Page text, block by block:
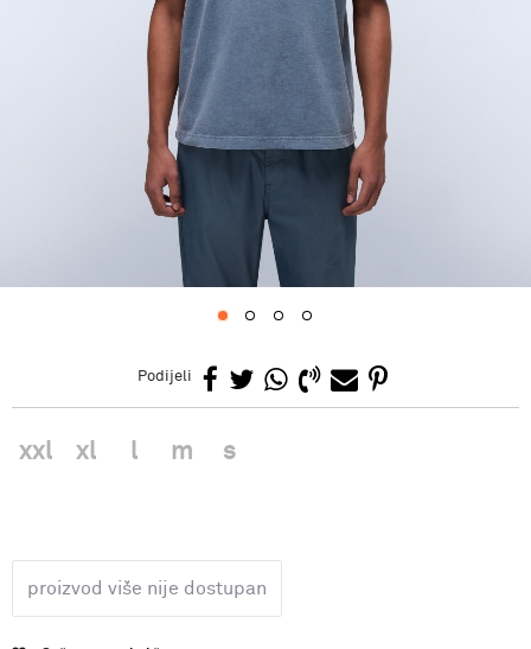
Podijeli
xxl xl l m s
proizvod više nije dostupan